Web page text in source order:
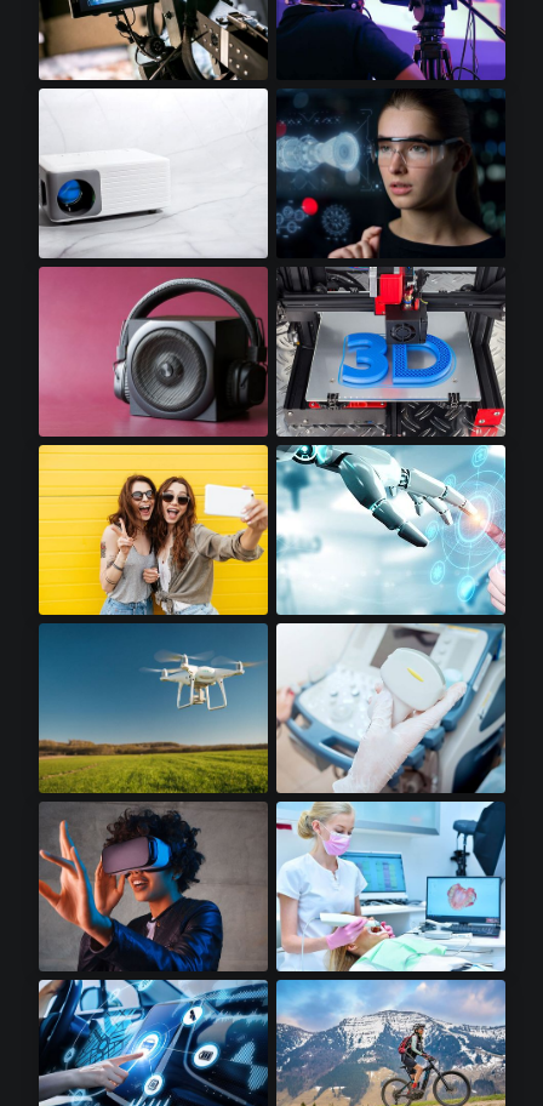
专业摄像机​
增强显示​
高保真音响​ 3D打印机​
便携式超声波​
虚拟现实​ 牙科扫描仪